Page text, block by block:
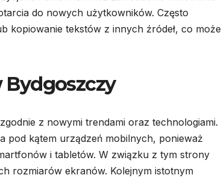
do nowych użytkowników. Często
kopiowanie tekstów z innych źródeł, co może
Bydgoszczy
z nowymi trendami oraz technologiami.
pod kątem urządzeń mobilnych, ponieważ
i tabletów. W związku z tym strony
rozmiarów ekranów. Kolejnym istotnym